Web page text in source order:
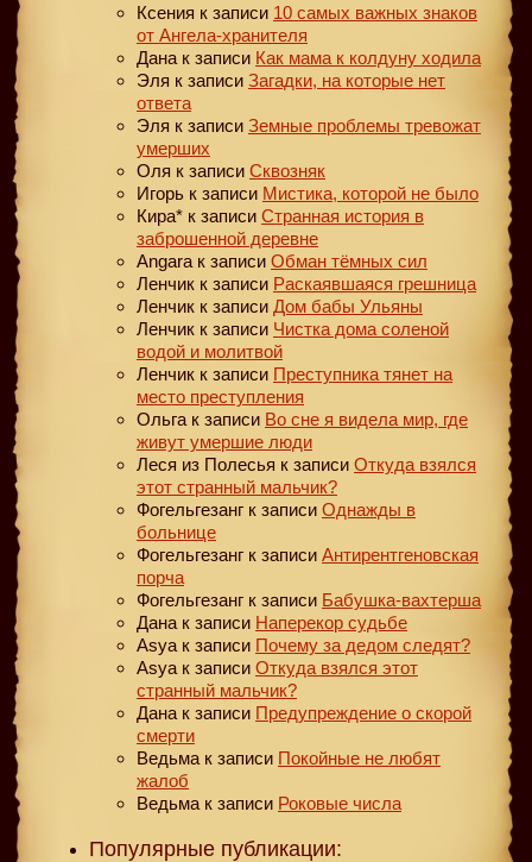
Ксения к записи 10 самых важных знаков
от Ангела-хранителя
Дана к записи Как мама к колдуну ходила
Эля к записи Загадки, на которые нет
ответа
Эля к записи Земные проблемы тревожат
умерших
Оля к записи Сквозняк
Игорь к записи Мистика, которой не было
Кира* к записи Странная история в
заброшенной деревне
Angara к записи Обман тёмных сил
Ленчик к записи Раскаявшаяся грешница
Ленчик к записи Дом бабы Ульяны
Ленчик к записи Чистка дома соленой
водой и молитвой
Ленчик к записи Преступника тянет на
место преступления
Ольга к записи Во сне я видела мир, где
живут умершие люди
Леся из Полесья к записи Откуда взялся
этот странный мальчик?
Фогельгезанг к записи Однажды в
больнице
Фогельгезанг к записи Антирентгеновская
порча
Фогельгезанг к записи Бабушка-вахтерша
Дана к записи Наперекор судьбе
Asya к записи Почему за дедом следят?
Asya к записи Откуда взялся этот
странный мальчик?
Дана к записи Предупреждение о скорой
смерти
Ведьма к записи Покойные не любят
жалоб
Ведьма к записи Роковые числа
Популярные публикации: